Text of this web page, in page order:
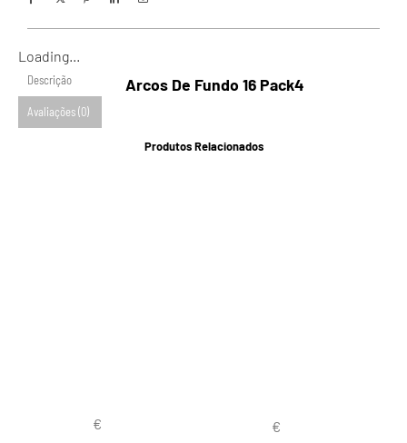
Loading...
Descrição
Avaliações (0)
Arcos De Fundo 16 Pack4
Produtos Relacionados